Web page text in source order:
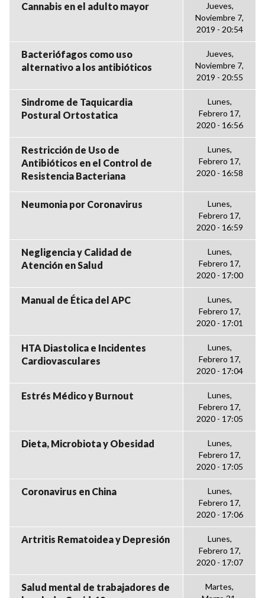
Cannabis en el adulto mayor
Jueves,
Noviembre 7,
2019 - 20:54
Bacteriófagos como uso
alternativo a los antibióticos
Jueves,
Noviembre 7,
2019 - 20:55
Sindrome de Taquicardia
Postural Ortostatica
Lunes,
Febrero 17,
2020 - 16:56
Restricción de Uso de
Antibióticos en el Control de
Resistencia Bacteriana
Lunes,
Febrero 17,
2020 - 16:58
Neumonia por Coronavirus
Lunes,
Febrero 17,
2020 - 16:59
Negligencia y Calidad de
Atención en Salud
Lunes,
Febrero 17,
2020 - 17:00
Manual de Ética del APC
Lunes,
Febrero 17,
2020 - 17:01
HTA Diastolica e Incidentes
Cardiovasculares
Lunes,
Febrero 17,
2020 - 17:04
Estrés Médico y Burnout
Lunes,
Febrero 17,
2020 - 17:05
Dieta, Microbiota y Obesidad
Lunes,
Febrero 17,
2020 - 17:05
Coronavirus en China
Lunes,
Febrero 17,
2020 - 17:06
Artritis Rematoidea y Depresión
Lunes,
Febrero 17,
2020 - 17:07
Salud mental de trabajadores de
Martes,